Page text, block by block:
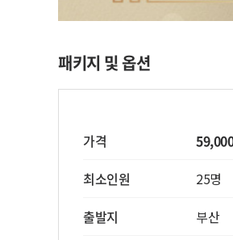
패키지 및 옵션
가격
최소인원
25명
출발지
부산